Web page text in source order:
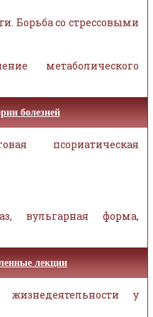
Борьба со стрессовыми
метаболического
болезней
псориатическая
вульгарная форма,
лекции
у